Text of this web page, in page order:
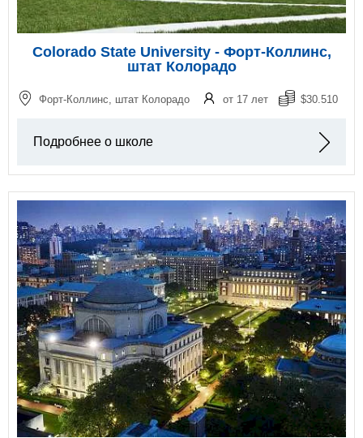
Colorado State University - Форт-Коллинс,
штат Колорадо
Форт-Коллинс, штат Колорадо от 17 лет $30.510
Подробнее о школе